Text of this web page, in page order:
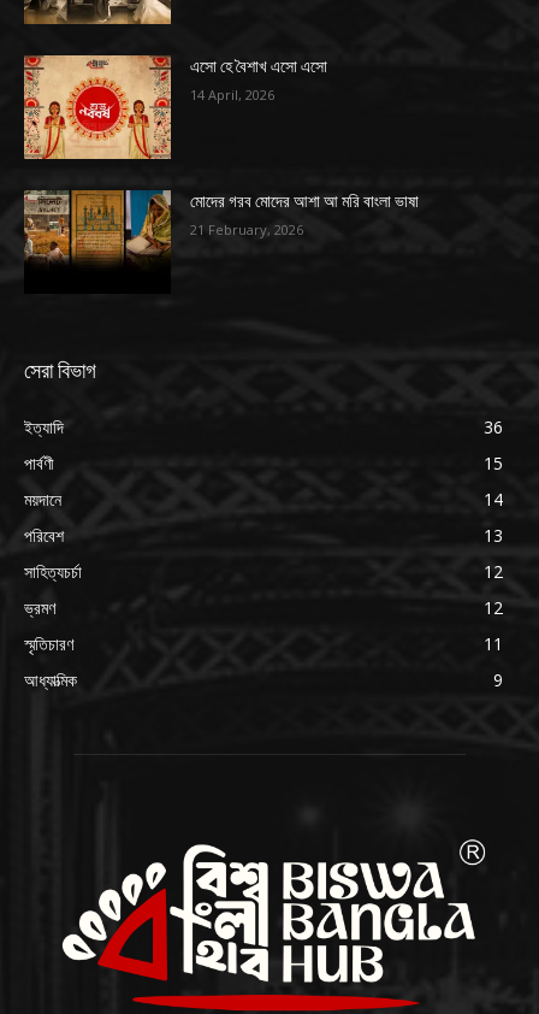
এসো হে বৈশাখ এসো এসো
14 April, 2026
মোদের গরব মোদের আশা আ মরি বাংলা ভাষা
21 February, 2026
সেরা বিভাগ
ইত্যাদি
36
পার্বণী
15
ময়দানে
14
পরিবেশ
13
সাহিত্যচর্চা
12
ভ্রমণ
12
স্মৃতিচারণ
11
আধ্যাত্মিক
9